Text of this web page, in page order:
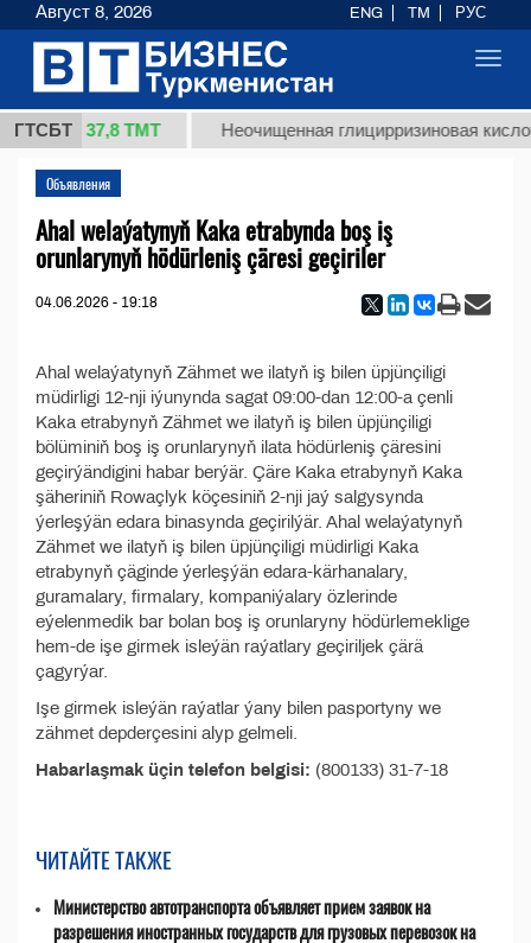
ГТСБТ
1 (кг.) 37,8 ТМТ Неочищенная глицирризиновая
Объявления
Ahal welaýatynyň Kaka etrabynda boş iş
orunlarynyň hödürleniş çäresi geçiriler
04.06.2026 - 19:18
Ahal welaýatynyň Zähmet we ilatyň iş bilen üpjünçiligi
müdirligi 12-nji iýunynda sagat 09:00-dan 12:00-a çenli
Kaka etrabynyň Zähmet we ilatyň iş bilen üpjünçiligi
bölüminiň boş iş orunlarynyň ilata hödürleniş çäresini
geçirýändigini habar berýär. Çäre Kaka etrabynyň Kaka
şäheriniň Rowaçlyk köçesiniň 2-nji jaý salgysynda
ýerleşýän edara binasynda geçirilýär. Ahal welaýatynyň
Zähmet we ilatyň iş bilen üpjünçiligi müdirligi Kaka
etrabynyň çäginde ýerleşýän edara-kärhanalary,
guramalary, firmalary, kompaniýalary özlerinde
eýelenmedik bar bolan boş iş orunlaryny hödürlemeklige
hem-de işe girmek isleýän raýatlary geçiriljek çärä
çagyrýar.
Işe girmek isleýän raýatlar ýany bilen pasportyny we
zähmet depderçesini alyp gelmeli.
Habarlaşmak üçin telefon belgisi: (800133) 31-7-18
ЧИТАЙТЕ ТАКЖЕ
Министерство автотранспорта объявляет прием заявок на
разрешения иностранных государств для грузовых перевозок на
Август 8, 2026 ENG TM РУС